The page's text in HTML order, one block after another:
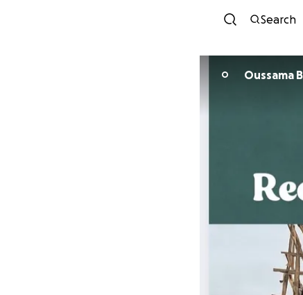
Search
O Oussama